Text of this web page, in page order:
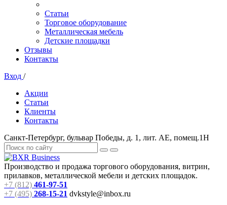
Статьи
Торговое оборудование
Металлическая мебель
Детские площадки
Отзывы
Контакты
Вход /
Акции
Статьи
Клиенты
Контакты
Санкт-Петербург, бульвар Победы, д. 1, лит. АЕ, помещ.1Н
Производство и продажа торгового оборудования, витрин,
прилавков, металлической мебели и детских площадок.
+7 (812) 461-97-51
+7 (495) 268-15-21 dvkstyle@inbox.ru